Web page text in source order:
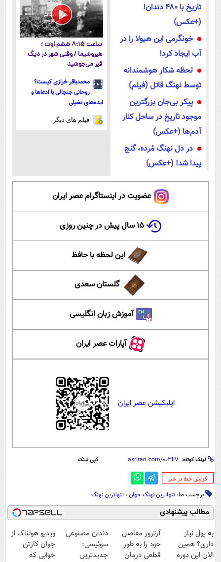
تاریخ با ۴۸۰ دندان!
(+عکس)
خونگرمی این هیولا را در
آب ایجاد کرد!
لحظه شکار هوشمندانه
توسط نهنگ قاتل (فیلم)
پیکر بی‌جان بزرگترین
موجود تاریخ در ساحل کنار
آدم‌ها (+عکس)
در دل نهنگ مُرده، گنج
پیدا شد! (+عکس)
ساعت ۸:۱۵ ششم اوت ؛
هیروشیما / وقتی شهر در دیگ
قیر می‌جوشید
محمدباقر خرازی کیست؟
روحانی جنجالی با ادعاها و
ایده‌های تخیلی
فیلم های دیگر
عضویت در اینستاگرام عصر ایران
۱۵ سال پیش در چنین روزی
این لحظه با حافظ
گلستان سعدی
آموزش زبان انگلیسی
آپارات عصر ایران
اپلیکیشن عصر ایران
لینک کوتاه: کپی لینک
‌گزارش خطا در خبر
برچسب ها: تنهاترین نهنگ جهان ، تنهاترین نهنگ
مطالب پیشنهادی
به پول نیاز
داری؟ همین
الان این دوره
آرتروز مفاصل
خود را به طور
قطعی درمان
دندان مصنوعی
سوئیسی:
جدیدترین
ویدیو هولناک از
جوان کارتن
خوابی که